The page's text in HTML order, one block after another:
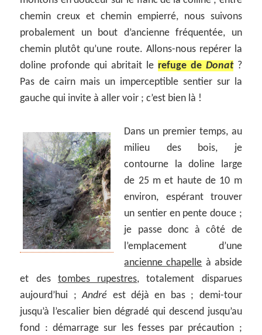
chemin creux et chemin empierré, nous suivons
probalement un bout d’ancienne fréquentée, un
chemin plutôt qu’une route. Allons-nous repérer la
doline profonde qui abritait le refuge de Donat?
Pas de cairn mais un imperceptible sentier sur la
gauche qui invite à aller voir ; c’est bien là !
Dans un premier temps, au
milieu des bois, je
contourne la doline large
de 25 m et haute de 10 m
environ, espérant trouver
un sentier en pente douce ;
je passe donc à côté de
l’emplacement d’une
ancienne chapelle à abside
et des tombes rupestres, totalement disparues
aujourd’hui ;André est déjà en bas ; demi-tour
jusqu’à l’escalier bien dégradé qui descend jusqu’au
fond : démarrage sur les fesses par précaution ;